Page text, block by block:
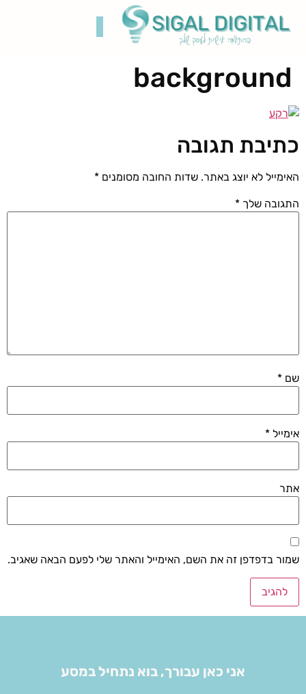
background
כתיבת תגובה
האימייל לא יוצג באתר. שדות החובה מסומנים *
התגובה שלך *
שם *
אימייל *
אתר
שמור בדפדפן זה את השם, האימייל והאתר שלי לפעם הבאה שאגיב.
אני כאן עבורך, בוא נתחיל במסע